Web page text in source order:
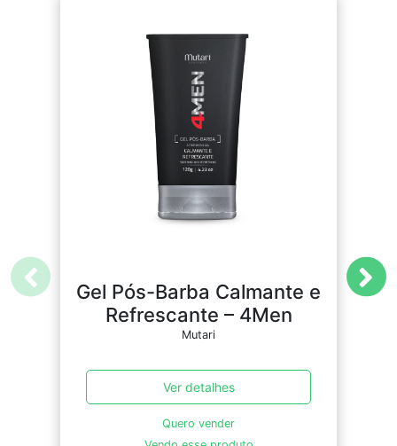
Gel Pós-Barba Calmante e
Refrescante – 4Men
Mutari
Ver detalhes
Quero vender